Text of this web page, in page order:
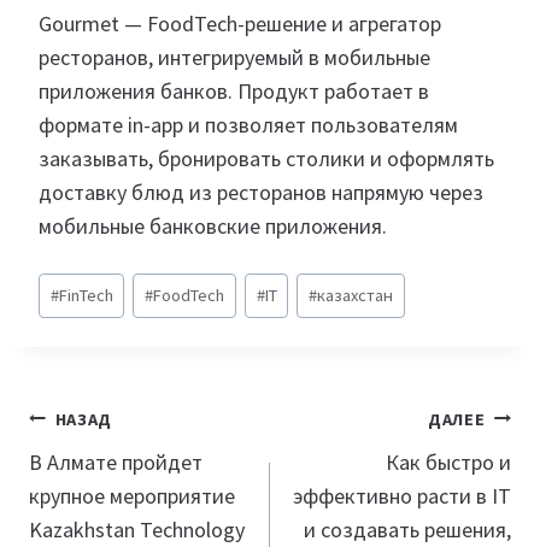
Gourmet — FoodTech-решение и агрегатор
ресторанов, интегрируемый в мобильные
приложения банков. Продукт работает в
формате in-app и позволяет пользователям
заказывать, бронировать столики и оформлять
доставку блюд из ресторанов напрямую через
мобильные банковские приложения.
Метки
записи:
#FinTech #FoodTech #IT #казахстан
Навигация
по
записям
НАЗАД
В Алмате пройдет
крупное мероприятие
Kazakhstan Technology
ДАЛЕЕ
Как быстро и
эффективно расти в IT
и создавать решения,